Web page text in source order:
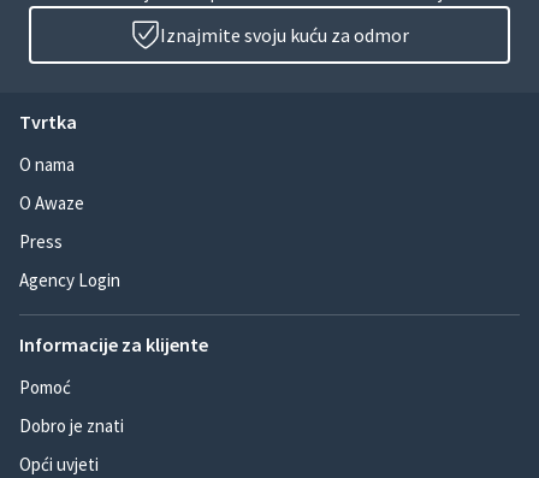
Iznajmite svoju kuću za odmor
Tvrtka
O nama
O Awaze
Press
Agency Login
Informacije za klijente
Pomoć
Dobro je znati
Opći uvjeti